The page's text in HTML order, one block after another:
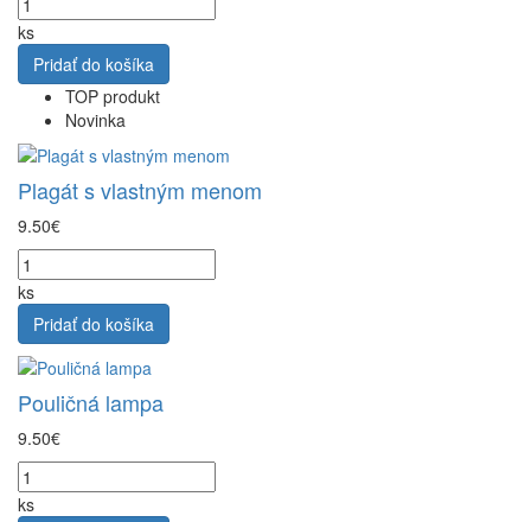
ks
Pridať do košíka
TOP produkt
Novinka
Plagát s vlastným menom
9.50€
ks
Pridať do košíka
Pouličná lampa
9.50€
ks